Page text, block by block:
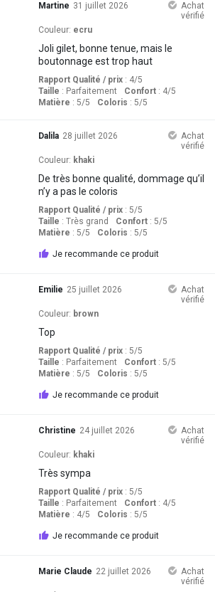
Martine 31 juillet 2026
Achat
vérifié
Couleur: ecru
Joli gilet, bonne tenue, mais le
boutonnage est trop haut
Rapport Qualité / prix: 4/5
Taille : Parfaitement Confort: 4/5
Matière : 5/5 Coloris : 5/5
Dalila 28 juillet 2026
Achat
vérifié
Couleur: khaki
De très bonne qualité, dommage qu’il
n’y a pas le coloris
Rapport Qualité / prix: 5/5
Taille : Très grand Confort: 5/5
Matière : 5/5 Coloris : 5/5
Je recommande ce produit
Emilie 25 juillet 2026
Achat
vérifié
Couleur: brown
Top
Rapport Qualité / prix: 5/5
Taille : Parfaitement Confort: 5/5
Matière : 5/5 Coloris : 5/5
Je recommande ce produit
Christine 24 juillet 2026
Achat
vérifié
Couleur: khaki
Très sympa
Rapport Qualité / prix: 5/5
Taille : Parfaitement Confort: 4/5
Matière : 4/5 Coloris : 5/5
Je recommande ce produit
Marie Claude 22 juillet 2026
Achat
vérifié